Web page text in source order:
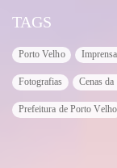
TAGS
Porto Velho
Fotografias Cenas da
Prefeitura de Porto Velho